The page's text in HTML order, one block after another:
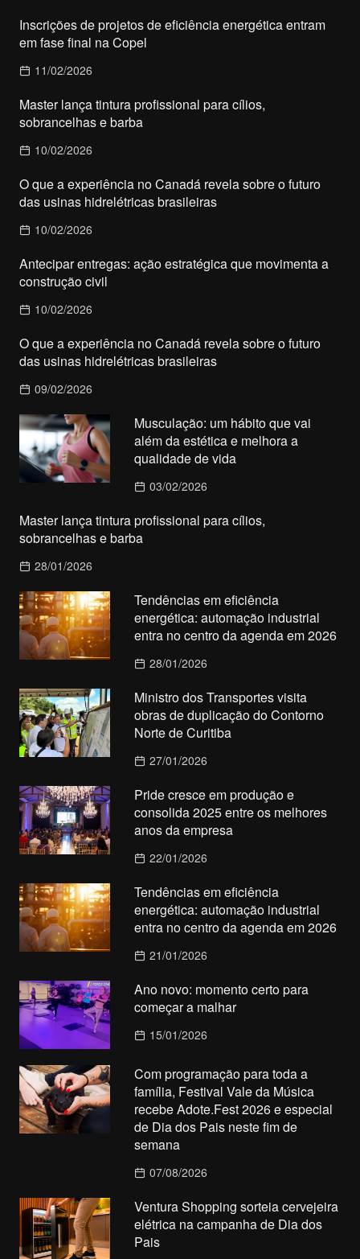
Inscrições de projetos de eficiência energética entram
em fase final na Copel
11/02/2026
Master lança tintura profissional para cílios,
sobrancelhas e barba
10/02/2026
O que a experiência no Canadá revela sobre o futuro
das usinas hidrelétricas brasileiras
10/02/2026
Antecipar entregas: ação estratégica que movimenta a
construção civil
10/02/2026
O que a experiência no Canadá revela sobre o futuro
das usinas hidrelétricas brasileiras
09/02/2026
Musculação: um hábito que vai
além da estética e melhora a
qualidade de vida
03/02/2026
Master lança tintura profissional para cílios,
sobrancelhas e barba
28/01/2026
Tendências em eficiência
energética: automação industrial
entra no centro da agenda em 2026
28/01/2026
Ministro dos Transportes visita
obras de duplicação do Contorno
Norte de Curitiba
27/01/2026
Pride cresce em produção e
consolida 2025 entre os melhores
anos da empresa
22/01/2026
Tendências em eficiência
energética: automação industrial
entra no centro da agenda em 2026
21/01/2026
Ano novo: momento certo para
começar a malhar
15/01/2026
Com programação para toda a
família, Festival Vale da Música
recebe Adote.Fest 2026 e especial
de Dia dos Pais neste fim de
semana
07/08/2026
Ventura Shopping sorteia cervejeira
elétrica na campanha de Dia dos
Pais